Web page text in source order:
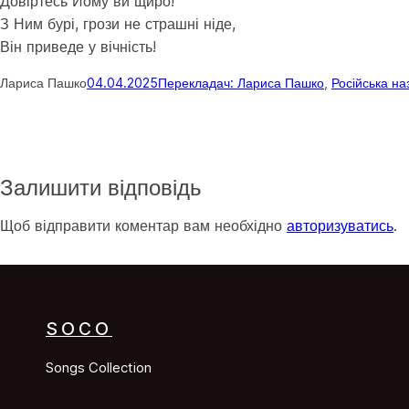
З Ним бурі, грози не страшні ніде,
Він приведе у вічність!
Лариса Пашко04.04.2025Перекладач: Лариса Пашко Російська
Залишити відповідь
Щоб відправити коментар вам необхідно авторизуватись.
SOCO
Songs Collection